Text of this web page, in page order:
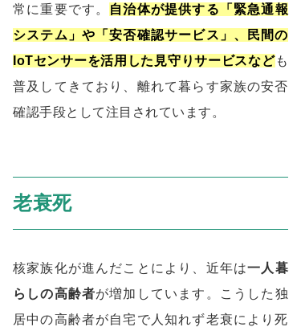
常に重要です。
自治体が提供する「緊急通報
システム」や「安否確認サービス」、民間の
IoTセンサーを活用した見守りサービスなども
普及してきており、離れて暮らす家族の安否
確認手段として注目されています。
老衰死
核家族化が進んだことにより、近年は一人暮
らしの高齢者が増加しています。こうした独
居中の高齢者が自宅で人知れず老衰により死